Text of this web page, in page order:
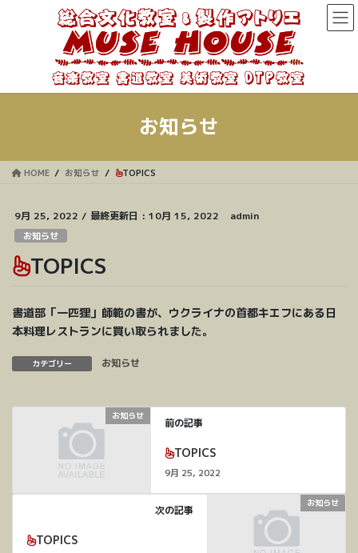
に
ョ
動
お知らせ
HOME お知らせ TOPICS
9月 25, 2022 / 最終更新日 : 10月 15, 2022 admin
お知らせ
TOPICS
書道部「一匹狸」師範の書が、ウクライナの首都キエフにある日
本料理レストランに買い取られました。
カテゴリー お知らせ
お知らせ
前の記事
TOPICS
9月 25, 2022
お知らせ
次の記事
TOPICS